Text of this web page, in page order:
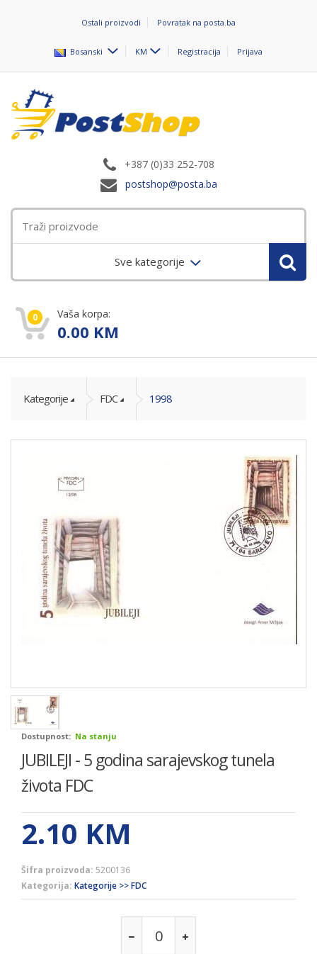
Ostali proizvodi Povratak na posta.ba
Bosanski KM Registracija Prijava
+387 (0)33 252-708
postshop@posta.ba
Sve kategorije
0 Vaša korpa:
0.00 KM
Kategorije FDC 1998
Dostupnost: Na stanju
JUBILEJI - 5 godina sarajevskog tunela
života FDC
2.10 KM
Šifra proizvoda: 5200136
Kategorija: Kategorije >> FDC